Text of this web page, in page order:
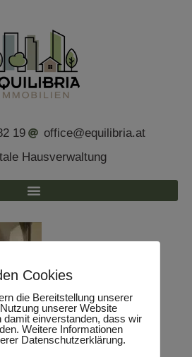
19
office@equilibria.at
Hausverwaltung
Cookies
die Bereitstellung unserer
unserer Website
damit einverstanden, dass wir
Weitere Informationen
Datenschutzerklärung.